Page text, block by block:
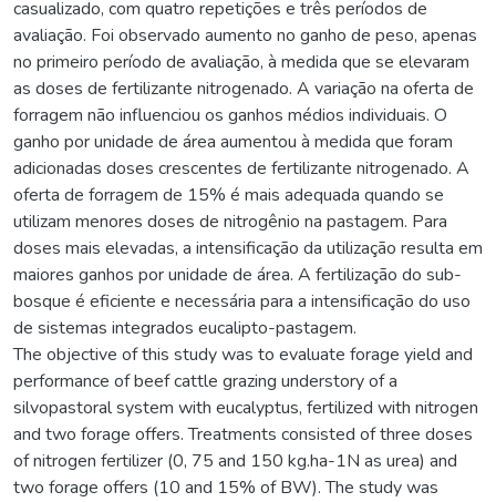
casualizado, com quatro repetições e três períodos de
avaliação. Foi observado aumento no ganho de peso, apenas
no primeiro período de avaliação, à medida que se elevaram
as doses de fertilizante nitrogenado. A variação na oferta de
forragem não influenciou os ganhos médios individuais. O
ganho por unidade de área aumentou à medida que foram
adicionadas doses crescentes de fertilizante nitrogenado. A
oferta de forragem de 15% é mais adequada quando se
utilizam menores doses de nitrogênio na pastagem. Para
doses mais elevadas, a intensificação da utilização resulta em
maiores ganhos por unidade de área. A fertilização do sub-
bosque é eficiente e necessária para a intensificação do uso
de sistemas integrados eucalipto-pastagem.
The objective of this study was to evaluate forage yield and
performance of beef cattle grazing understory of a
silvopastoral system with eucalyptus, fertilized with nitrogen
and two forage offers. Treatments consisted of three doses
of nitrogen fertilizer (0, 75 and 150 kg.ha-1N as urea) and
two forage offers (10 and 15% of BW). The study was